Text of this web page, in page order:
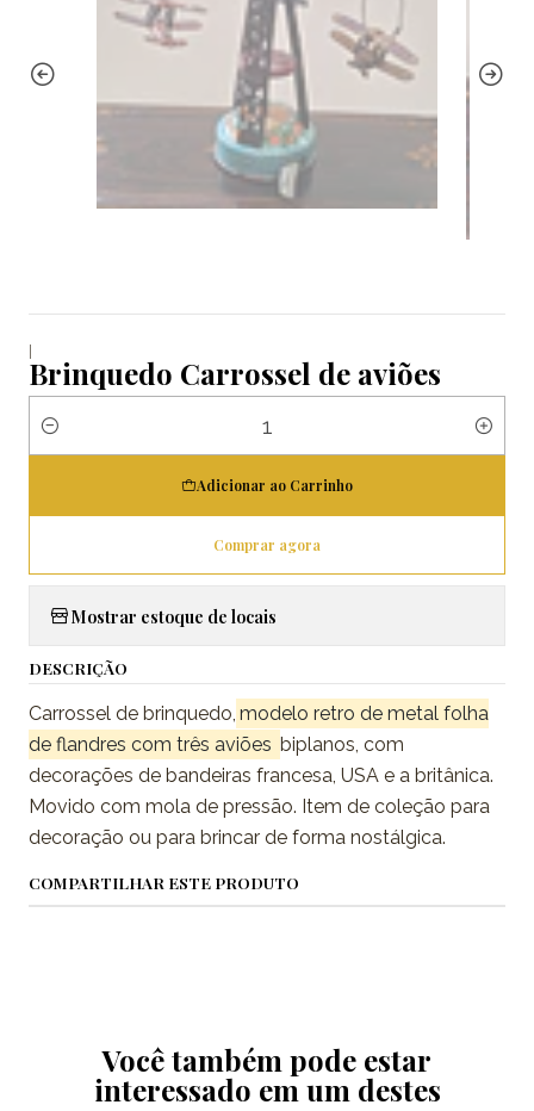
|
Brinquedo Carrossel de aviões
Quantidade
Adicionar ao Carrinho
Comprar agora
Mostrar estoque de locais
DESCRIÇÃO
Carrossel de brinquedo, modelo retro de metal folha
de flandres com três aviões biplanos, com
decorações de bandeiras francesa, USA e a britânica.
Movido com mola de pressão. Item de coleção para
decoração ou para brincar de forma nostálgica.
COMPARTILHAR ESTE PRODUTO
Você também pode estar
interessado em um destes